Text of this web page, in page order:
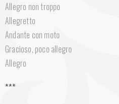
Allegro non troppo
Allegretto
Andante con moto
Gracioso, poco allegro
Allegro
***